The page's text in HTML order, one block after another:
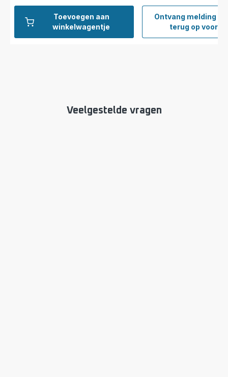
Toevoegen aan
winkelwagentje
Ontvang melding
terug op
Veelgestelde vragen